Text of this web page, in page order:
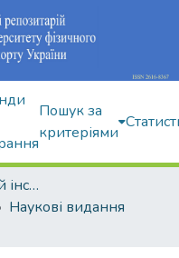
Пошук за
критеріями
Навчально-науковий інститут здоров'я, реабілітації та фізичного виховання
Наукові видання